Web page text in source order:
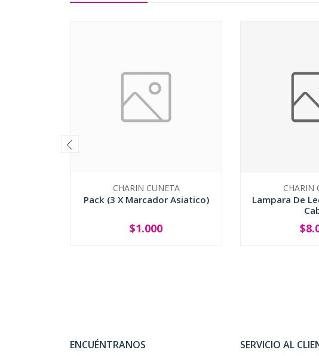
CHARIN CUNETA
Pack (3 X Marcador Asiatico)
SOLD OUT
$1.000
CHARIN
Lampara De
ENCUÉNTRANOS SERVICIO AL